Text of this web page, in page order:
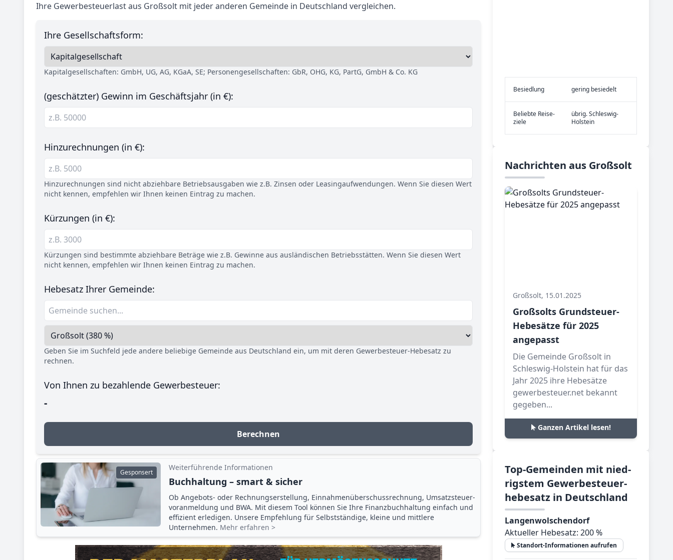
Ihre Gewerbesteuerlast aus Großsolt mit jeder anderen Gemeinde in Deutschland vergleichen.
Ihre Gesellschaftsform:
Kapitalgesellschaften: GmbH, UG, AG, KGaA, SE; Personengesellschaften: GbR, OHG, KG, PartG, GmbH & Co. KG
(geschätzter) Gewinn im Geschäftsjahr (in €):
Hinzurechnungen (in €):
Hinzurechnungen sind nicht abziehbare Betriebsausgaben wie z.B. Zinsen oder Leasingaufwendungen. Wenn Sie diesen Wert
nicht kennen, empfehlen wir Ihnen keinen Eintrag zu machen.
Kürzungen (in €):
Kürzungen sind bestimmte abziehbare Beträge wie z.B. Gewinne aus ausländischen Betriebsstätten. Wenn Sie diesen Wert
nicht kennen, empfehlen wir Ihnen keinen Eintrag zu machen.
Hebesatz Ihrer Gemeinde:
Geben Sie im Suchfeld jede andere beliebige Gemeinde aus Deutschland ein, um mit deren Gewerbesteuer-Hebesatz zu
rechnen.
Von Ihnen zu bezahlende Gewerbesteuer:
-
Berechnen
Gesponsert
Weiterführende Informationen
Buchhaltung – smart & sicher
Ob Angebots- oder Rechnungserstellung, Einnahmenüberschuss­rechnung, Umsatzsteuer­
voranmeldung und BWA. Mit diesem Tool können Sie Ihre Finanz­buchhaltung einfach und
effizient erledigen. Unsere Empfehlung für Selbstständige, kleine und mittlere
Unternehmen. Mehr erfahren >
Be­sied­lung gering besiedelt
Be­lieb­te Rei­se­
zie­le
übrig. Schleswig-
Holstein
Nachrichten aus Großsolt
Großsolt, 15.01.2025
Großsolts Grundsteuer-
Hebesätze für 2025
angepasst
Die Gemeinde Großsolt in
Schleswig-Holstein hat für das
Jahr 2025 ihre Hebesätze
gewerbesteuer.net bekannt
gegeben...
Ganzen Artikel lesen!
Top-­Ge­mein­den mit nied­
rig­stem Ge­wer­be­steu­er­
he­be­satz in Deutsch­land
Langenwolschendorf
Aktueller Hebesatz: 200 %
Standort-Informationen aufrufen